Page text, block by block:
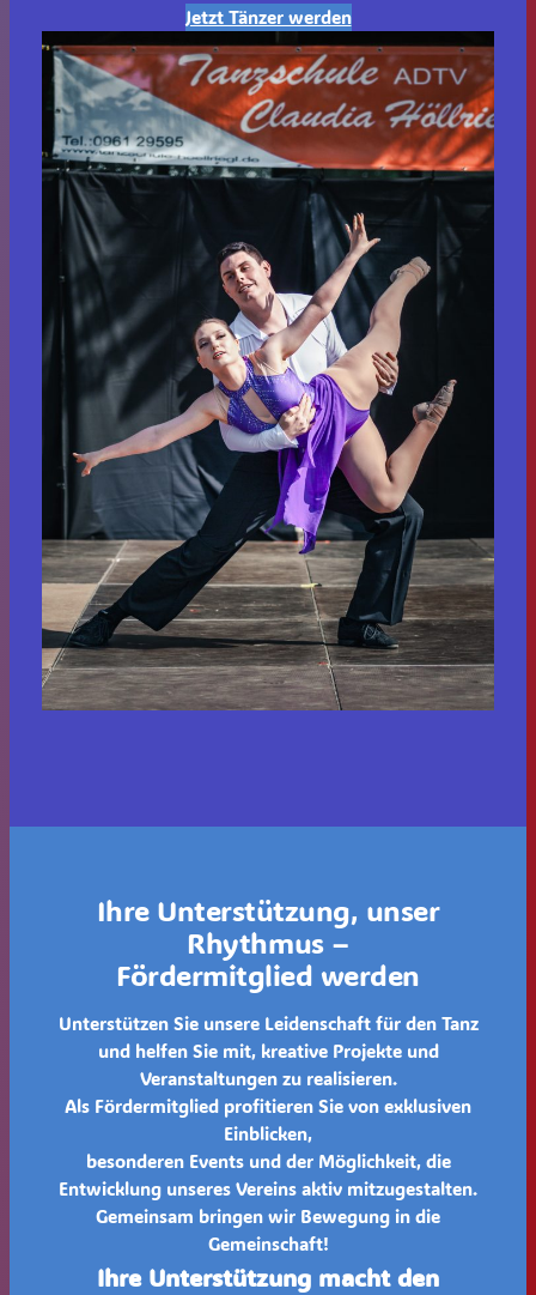
Jetzt Tänzer werden
Ihre Unterstützung, unser
Rhythmus –
Fördermitglied werden
Unterstützen Sie unsere Leidenschaft für den Tanz
und helfen Sie mit, kreative Projekte und
Veranstaltungen zu realisieren.
Als Fördermitglied profitieren Sie von exklusiven
Einblicken,
besonderen Events und der Möglichkeit, die
Entwicklung unseres Vereins aktiv mitzugestalten.
Gemeinsam bringen wir Bewegung in die
Gemeinschaft!
Ihre Unterstützung macht den